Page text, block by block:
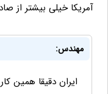
آمریکا خیلی بیشتر از
مهندس:
ایران دقیقا همین